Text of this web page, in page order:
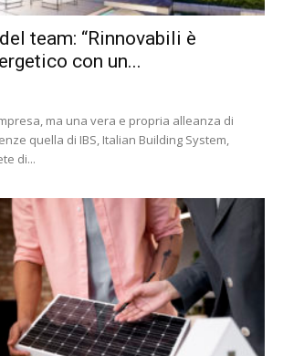
team: “Rinnovabili è
con un...
ma una vera e propria alleanza di
quella di IBS, Italian Building System,
di...